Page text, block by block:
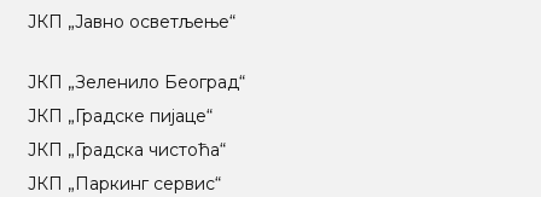
ЈКП „Јавно осветљење“
ЈКП „Зеленило Београд“
ЈКП „Градске пијаце“
ЈКП „Градска чистоћа“
ЈКП „Паркинг сервис“